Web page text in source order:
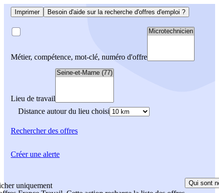
Imprimer Besoin d'aide sur la recherche d'offres d'emploi ?
Métier, compétence, mot-clé, numéro d'offre
Lieu de travail
Distance autour du lieu choisi
Rechercherdes offres
uniquement
Qui sont
Créer une alerte